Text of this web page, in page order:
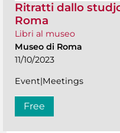
Ritratti dallo
Roma
Libri al museo
Museo di Roma
11/10/2023
Event|Meetings
Free